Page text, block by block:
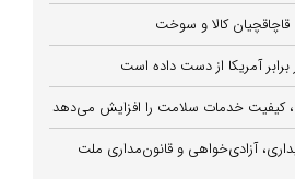
قاچاقچیان کالا و سوخت
برابر آمریکا از دست داده است
کیفیت خدمات سلامت را افزایش می‌دهد
آزادی‌خواهی و قانون‌مداری ملت